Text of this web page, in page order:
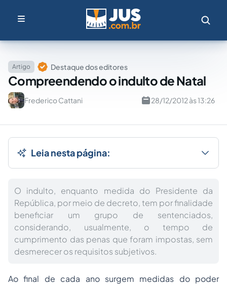
Artigo Destaque dos editores
Compreendendo o indulto de Natal
Frederico Cattani 28/12/2012 às 13:26
Leia nesta página:
O indulto, enquanto medida do Presidente da
República, por meio de decreto, tem por finalidade
beneficiar um grupo de sentenciados,
considerando, usualmente, o tempo de
cumprimento das penas que foram impostas, sem
desmerecer os requisitos subjetivos.
Ao final de cada ano surgem medidas do poder